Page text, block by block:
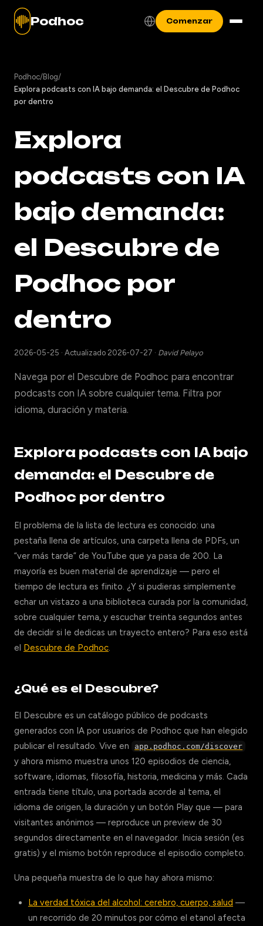
Podhoc Comenzar
Podhoc/Blog/
Explora podcasts con IA bajo demanda: el Descubre de Podhoc
por dentro
Explora
podcasts con IA
bajo demanda:
el Descubre de
Podhoc por
dentro
2026-05-25 · Actualizado 2026-07-27 · David Pelayo
Navega por el Descubre de Podhoc para encontrar
podcasts con IA sobre cualquier tema. Filtra por
idioma, duración y materia.
Explora podcasts con IA bajo
demanda: el Descubre de
Podhoc por dentro
El problema de la lista de lectura es conocido: una
pestaña llena de artículos, una carpeta llena de PDFs, un
“ver más tarde” de YouTube que ya pasa de 200. La
mayoría es buen material de aprendizaje — pero el
tiempo de lectura es finito. ¿Y si pudieras simplemente
echar un vistazo a una biblioteca curada por la comunidad,
sobre cualquier tema, y escuchar treinta segundos antes
de decidir si le dedicas un trayecto entero? Para eso está
el Descubre de Podhoc.
¿Qué es el Descubre?
El Descubre es un catálogo público de podcasts
generados con IA por usuarios de Podhoc que han elegido
publicar el resultado. Vive en
app.podhoc.com/discover
y ahora mismo muestra unos 120 episodios de ciencia,
software, idiomas, filosofía, historia, medicina y más. Cada
entrada tiene título, una portada acorde al tema, el
idioma de origen, la duración y un botón Play que — para
visitantes anónimos — reproduce un preview de 30
segundos directamente en el navegador. Inicia sesión (es
gratis) y el mismo botón reproduce el episodio completo.
Una pequeña muestra de lo que hay ahora mismo:
La verdad tóxica del alcohol: cerebro, cuerpo, salud —
un recorrido de 20 minutos por cómo el etanol afecta